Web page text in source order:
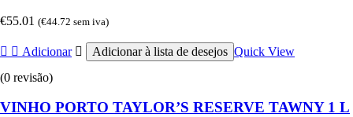
€55.01 (€44.72 sem iva)
Adicionar Adicionar à lista de desejos Quick View
(0 revisão)
VINHO PORTO TAYLOR’S RESERVE TAWNY 1 L